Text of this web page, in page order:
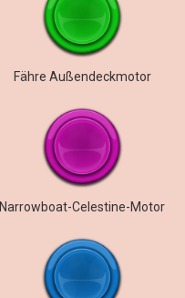
Fähre Außendeckmotor
Narrowboat-Celestine-Motor